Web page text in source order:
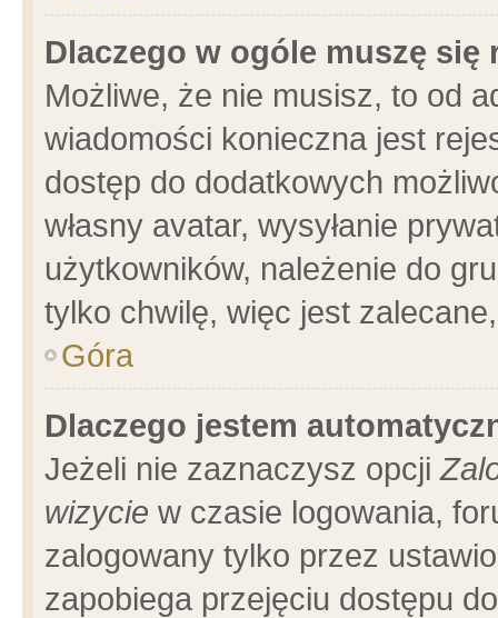
Dlaczego w ogóle muszę się
Możliwe, że nie musisz, to od
wiadomości konieczna jest
dostęp do dodatkowych
własny avatar, wysyłanie
użytkowników, należenie do
tylko chwilę, więc jest
Góra
Dlaczego jestem
Jeżeli nie zaznaczysz opcji
wizycie w czasie logowania,
zalogowany tylko przez
zapobiega przejęciu dostępu